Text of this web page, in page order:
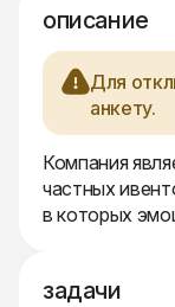
описание
Для
анкету.
Компания
частных
в которых
задачи